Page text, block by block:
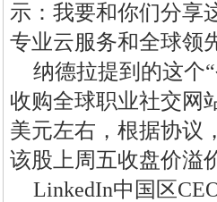
示：我要和你们分
专业云服务和全球领
纳德拉提到的这个
收购全球职业社交网
美元左右，根据协议
该股上周五收盘价溢
LinkedIn中国区